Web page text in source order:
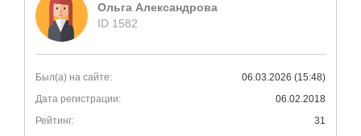
Ольга Александрова
ID 1582
Был(а) на сайте:
06.03.2026 (15:48)
Дата регистрации:
06.02.2018
Рейтинг:
31